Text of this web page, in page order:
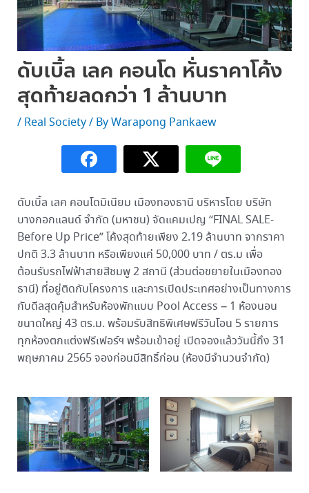
ดับเบิ้ล เลค คอนโด หั่นราคาโค้ง
สุดท้ายลดกว่า 1 ล้านบาท
/ Real Society/ ByWarapong Pankaew
ดับเบิ้ล เลค คอนโดมิเนียม เมืองทองธานี บริหารโดย บริษัท
บางกอกแลนด์ จำกัด (มหาชน) จัดแคมเปญ “FINAL SALE-
Before Up Price” โค้งสุดท้ายเพียง 2.19 ล้านบาท จากราคา
ปกติ 3.3 ล้านบาท หรือเพียงแค่ 50,000 บาท / ตร.ม เพื่อ
ต้อนรับรถไฟฟ้าสายสีชมพู 2 สถานี (ส่วนต่อขยายในเมืองทอง
ธานี) ที่อยู่ติดกับโครงการ และการเปิดประเทศอย่างเป็นทางการ
กับดีลสุดคุ้มสำหรับห้องพักแบบ Pool Access – 1 ห้องนอน
ขนาดใหญ่ 43 ตร.ม. พร้อมรับสิทธิพิเศษฟรีวันโอน 5 รายการ
ทุกห้องตกแต่งฟรีเฟอร์ฯ พร้อมเข้าอยู่ เปิดจองแล้ววันนี้ถึง 31
พฤษภาคม 2565 จองก่อนมีสิทธิ์ก่อน (ห้องมีจำนวนจำกัด)